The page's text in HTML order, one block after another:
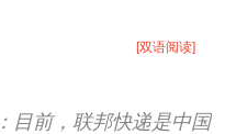
[双语阅读]
目前，联邦快递是中国